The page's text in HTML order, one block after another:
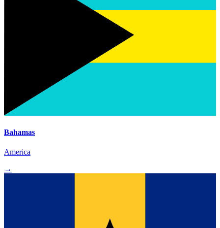
Bahamas
America
→